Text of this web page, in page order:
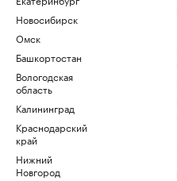
Новосибирск
Омск
Башкортостан
Вологодская
область
Калининград
Краснодарский
край
Нижний
Новгород